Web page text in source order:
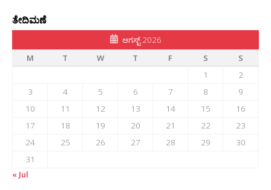
ತೇದಿಮಣೆ
ಆಗಸ್ಟ್ 2026
M
T W T F S
S
1
2
3
4 5 6 7 8
9
10
11 12 13 14 15
16
17
18 19 20 21 22
23
24
25 26 27 28 29
30
31
« Jul